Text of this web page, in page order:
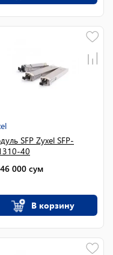
SFP Zyxel SFP-
40
000 сум
В корзину